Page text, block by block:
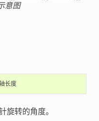
意图
X   Y   方向    X轴长度   Y轴长度
旋转的角度。